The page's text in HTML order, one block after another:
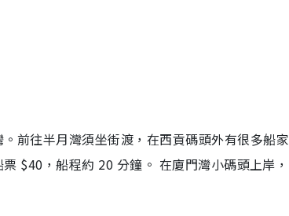
前往半月灣須坐街渡，在西貢碼頭外有很多船家
$40，船程約 20 分鐘。 在廈門灣小碼頭上岸，